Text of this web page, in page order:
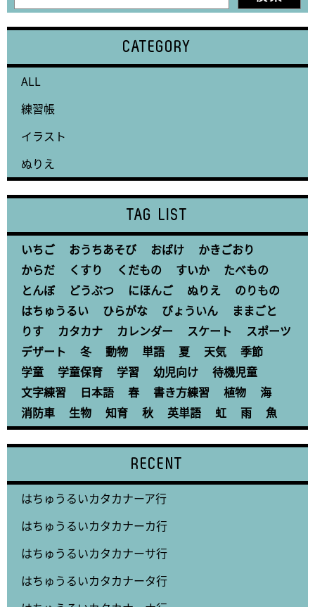
CATEGORY
ALL
練習帳
イラスト
ぬりえ
TAG LIST
いちご おうちあそび おばけ
かきごおり
からだ
くすり くだもの すいか
たべもの
とんぼ
どうぶつ にほんご ぬりえ
のりもの
はちゅうるい
ひらがな びょういん
ままごと
りす
カタカナ カレンダー スケート
スポーツ
デザート
冬 動物 単語 夏 天気
季節
学童
学童保育 学習 幼児向け
待機児童
文字練習
日本語 春 書き方練習 植物
海
消防車
生物 知育 秋 英単語 虹 雨 魚
RECENT
はちゅうるいカタカナーア行
はちゅうるいカタカナーカ行
はちゅうるいカタカナーサ行
はちゅうるいカタカナータ行